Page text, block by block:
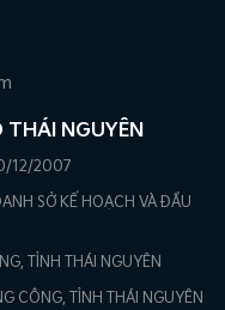
NGUYÊN
12/2007
SỞ KẾ HOẠCH VÀ ĐẦU
TỈNH THÁI NGUYÊN
CÔNG, TỈNH THÁI NGUYÊN